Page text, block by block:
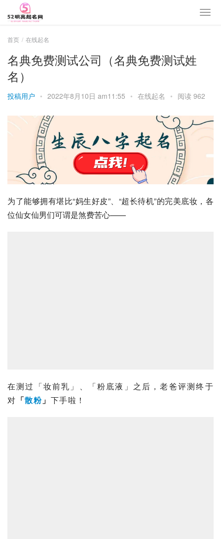
首页 在线起名
名典免费测试公司（名典免费测试姓
名）
投稿用户 • 2022年8月10日 am11:55 • 在线起名 • 阅读 962
为了能够拥有堪比“妈生好皮”、“超长待机”的完美底妆，各
位仙女仙男们可谓是煞费苦心——
在测过「妆前乳 」、「粉底液」之后，老爸评测终于
对 「散粉 」 下手啦！